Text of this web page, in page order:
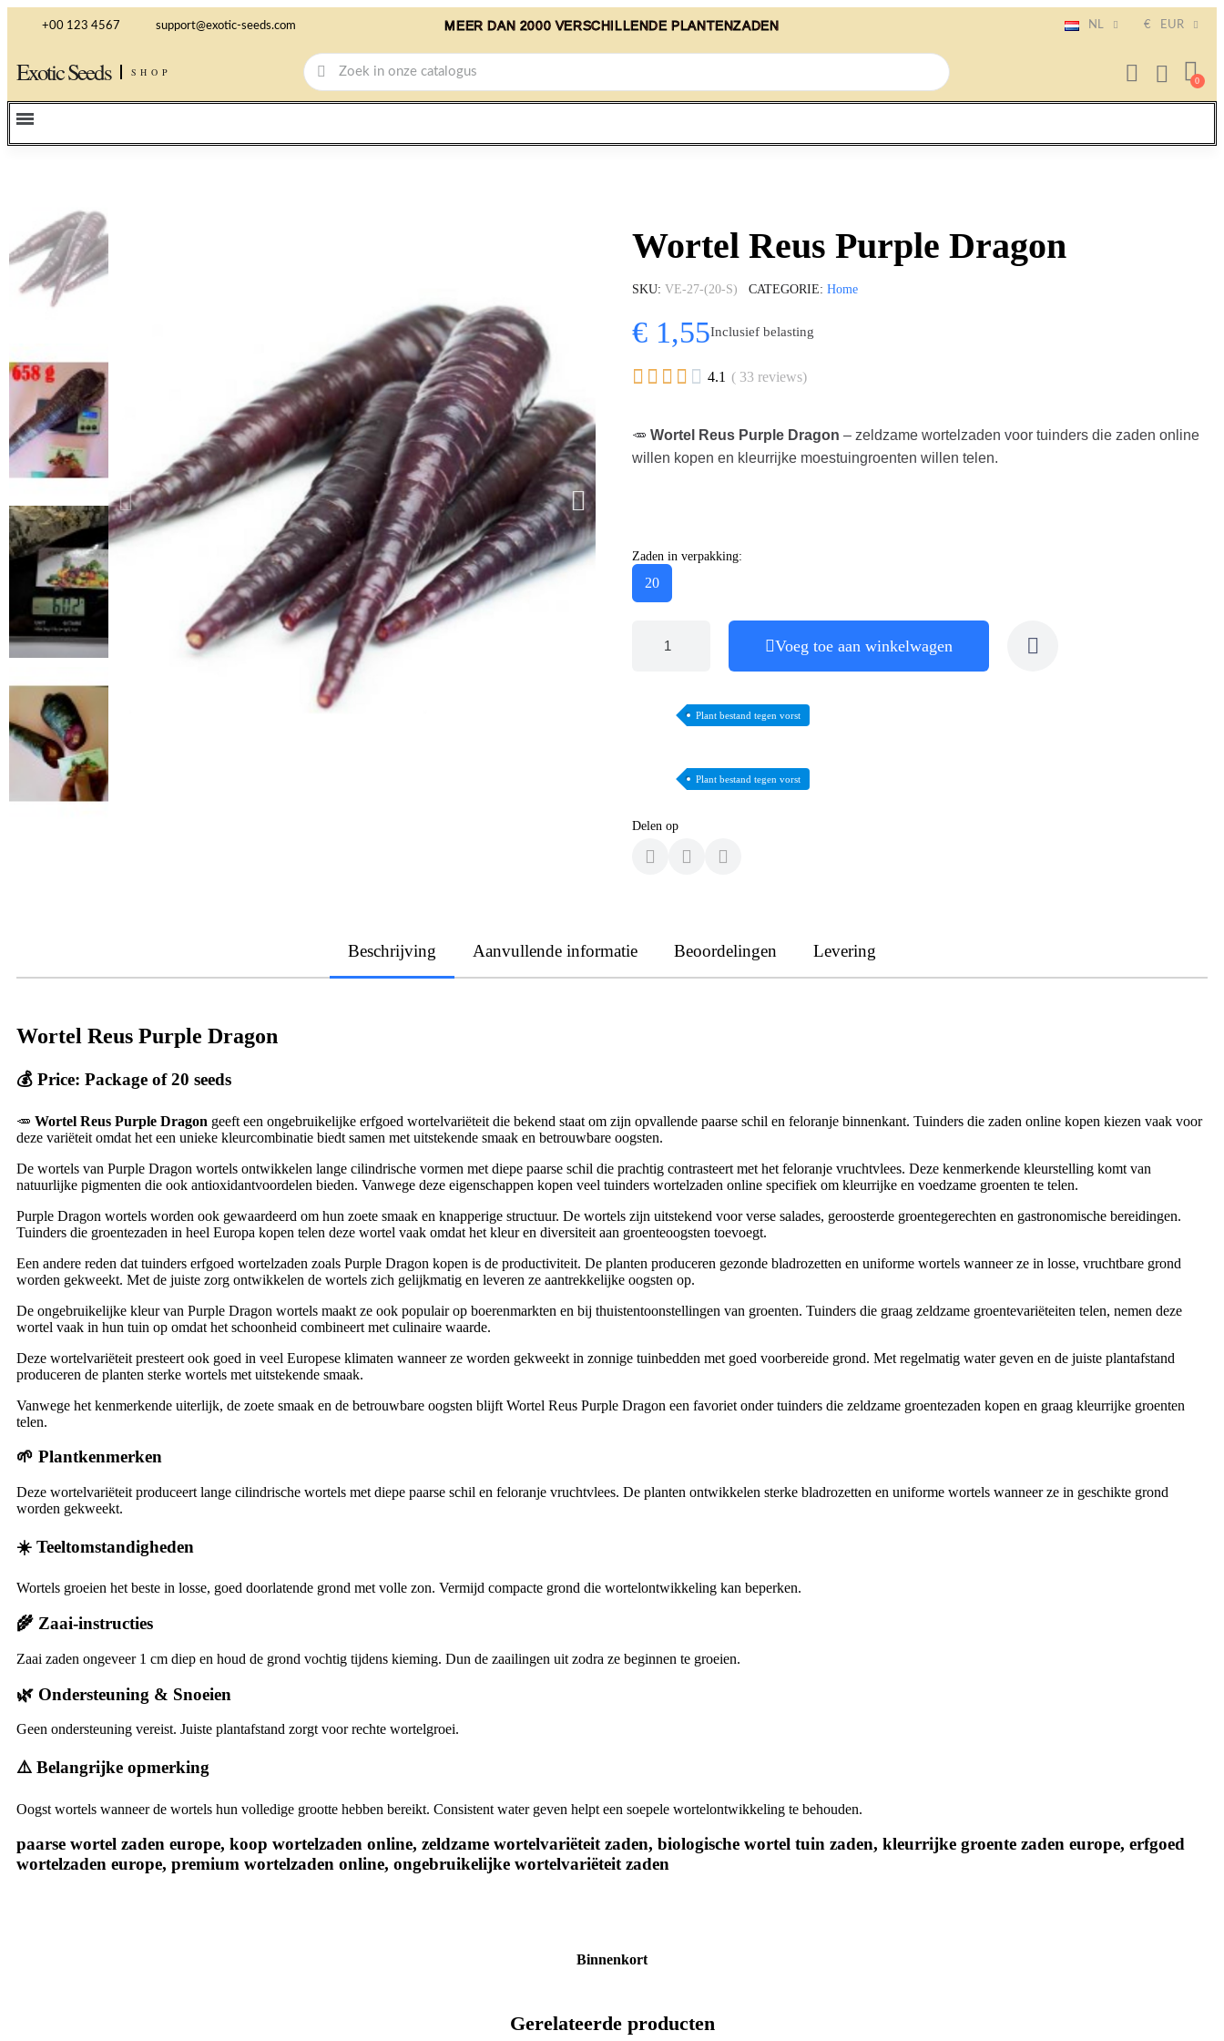
+00 123 4567 support@exotic-seeds.com MEER DAN 2000 VERSCHILLENDE PLANTENZADEN NL € EUR
Exotic Seeds SHOP
Wortel Reus Purple Dragon
SKU VE-27-(20-S) CATEGORIE Home
€ 1,55Inclusief belasting
     4.1 ( 33 reviews)
🥕 Wortel Reus Purple Dragon – zeldzame wortelzaden voor tuinders die zaden online
willen kopen en kleurrijke moestuingroenten willen telen.
Zaden in verpakking:
20
Voeg toe aan winkelwagen
Plant bestand tegen vorst
Plant bestand tegen vorst
Delen op
Beschrijving Aanvullende informatie Beoordelingen Levering
Wortel Reus Purple Dragon
💰 Price: Package of 20 seeds
🥕 Wortel Reus Purple Dragon geeft een ongebruikelijke erfgoed wortelvariëteit die bekend staat om zijn opvallende paarse schil en feloranje binnenkant. Tuinders die zaden online kopen kiezen vaak voor
deze variëteit omdat het een unieke kleurcombinatie biedt samen met uitstekende smaak en betrouwbare oogsten.
De wortels van Purple Dragon wortels ontwikkelen lange cilindrische vormen met diepe paarse schil die prachtig contrasteert met het feloranje vruchtvlees. Deze kenmerkende kleurstelling komt van
natuurlijke pigmenten die ook antioxidantvoordelen bieden. Vanwege deze eigenschappen kopen veel tuinders wortelzaden online specifiek om kleurrijke en voedzame groenten te telen.
Purple Dragon wortels worden ook gewaardeerd om hun zoete smaak en knapperige structuur. De wortels zijn uitstekend voor verse salades, geroosterde groentegerechten en gastronomische bereidingen.
Tuinders die groentezaden in heel Europa kopen telen deze wortel vaak omdat het kleur en diversiteit aan groenteoogsten toevoegt.
Een andere reden dat tuinders erfgoed wortelzaden zoals Purple Dragon kopen is de productiviteit. De planten produceren gezonde bladrozetten en uniforme wortels wanneer ze in losse, vruchtbare grond
worden gekweekt. Met de juiste zorg ontwikkelen de wortels zich gelijkmatig en leveren ze aantrekkelijke oogsten op.
De ongebruikelijke kleur van Purple Dragon wortels maakt ze ook populair op boerenmarkten en bij thuistentoonstellingen van groenten. Tuinders die graag zeldzame groentevariëteiten telen, nemen deze
wortel vaak in hun tuin op omdat het schoonheid combineert met culinaire waarde.
Deze wortelvariëteit presteert ook goed in veel Europese klimaten wanneer ze worden gekweekt in zonnige tuinbedden met goed voorbereide grond. Met regelmatig water geven en de juiste plantafstand
produceren de planten sterke wortels met uitstekende smaak.
Vanwege het kenmerkende uiterlijk, de zoete smaak en de betrouwbare oogsten blijft Wortel Reus Purple Dragon een favoriet onder tuinders die zeldzame groentezaden kopen en graag kleurrijke groenten
telen.
🌱 Plantkenmerken
Deze wortelvariëteit produceert lange cilindrische wortels met diepe paarse schil en feloranje vruchtvlees. De planten ontwikkelen sterke bladrozetten en uniforme wortels wanneer ze in geschikte grond
worden gekweekt.
☀️ Teeltomstandigheden
Wortels groeien het beste in losse, goed doorlatende grond met volle zon. Vermijd compacte grond die wortelontwikkeling kan beperken.
🌾 Zaai-instructies
Zaai zaden ongeveer 1 cm diep en houd de grond vochtig tijdens kieming. Dun de zaailingen uit zodra ze beginnen te groeien.
🌿 Ondersteuning & Snoeien
Geen ondersteuning vereist. Juiste plantafstand zorgt voor rechte wortelgroei.
⚠️ Belangrijke opmerking
Oogst wortels wanneer de wortels hun volledige grootte hebben bereikt. Consistent water geven helpt een soepele wortelontwikkeling te behouden.
paarse wortel zaden europe, koop wortelzaden online, zeldzame wortelvariëteit zaden, biologische wortel tuin zaden, kleurrijke groente zaden europe, erfgoed
wortelzaden europe, premium wortelzaden online, ongebruikelijke wortelvariëteit zaden
Binnenkort
Gerelateerde producten